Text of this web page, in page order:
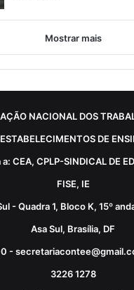
Mostrar mais
NACIONAL DOS
ESTABELECIMENTOS DE
CEA, CPLP-SINDICAL DE
FISE, IE
- Quadra 1, Bloco K, 15º
Asa Sul, Brasília, DF
-
3226 1278